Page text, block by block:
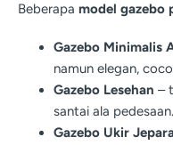
Beberapa model gazebo
Gazebo Minimalis
namun elegan,
Gazebo Lesehan –
santai ala pedesaan.
Gazebo Ukir